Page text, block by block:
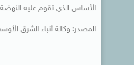
الأساس الذي تقوم عليه
المصدر: وكالة أنباء الشرق